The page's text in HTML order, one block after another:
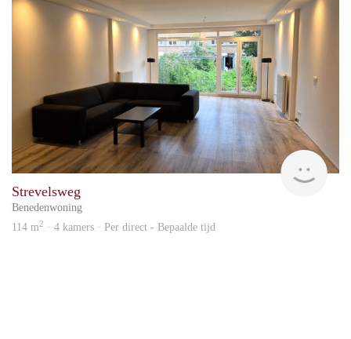
Strevelsweg
Benedenwoning
114 m2 · 4 kamers · Per direct - Bepaalde tijd